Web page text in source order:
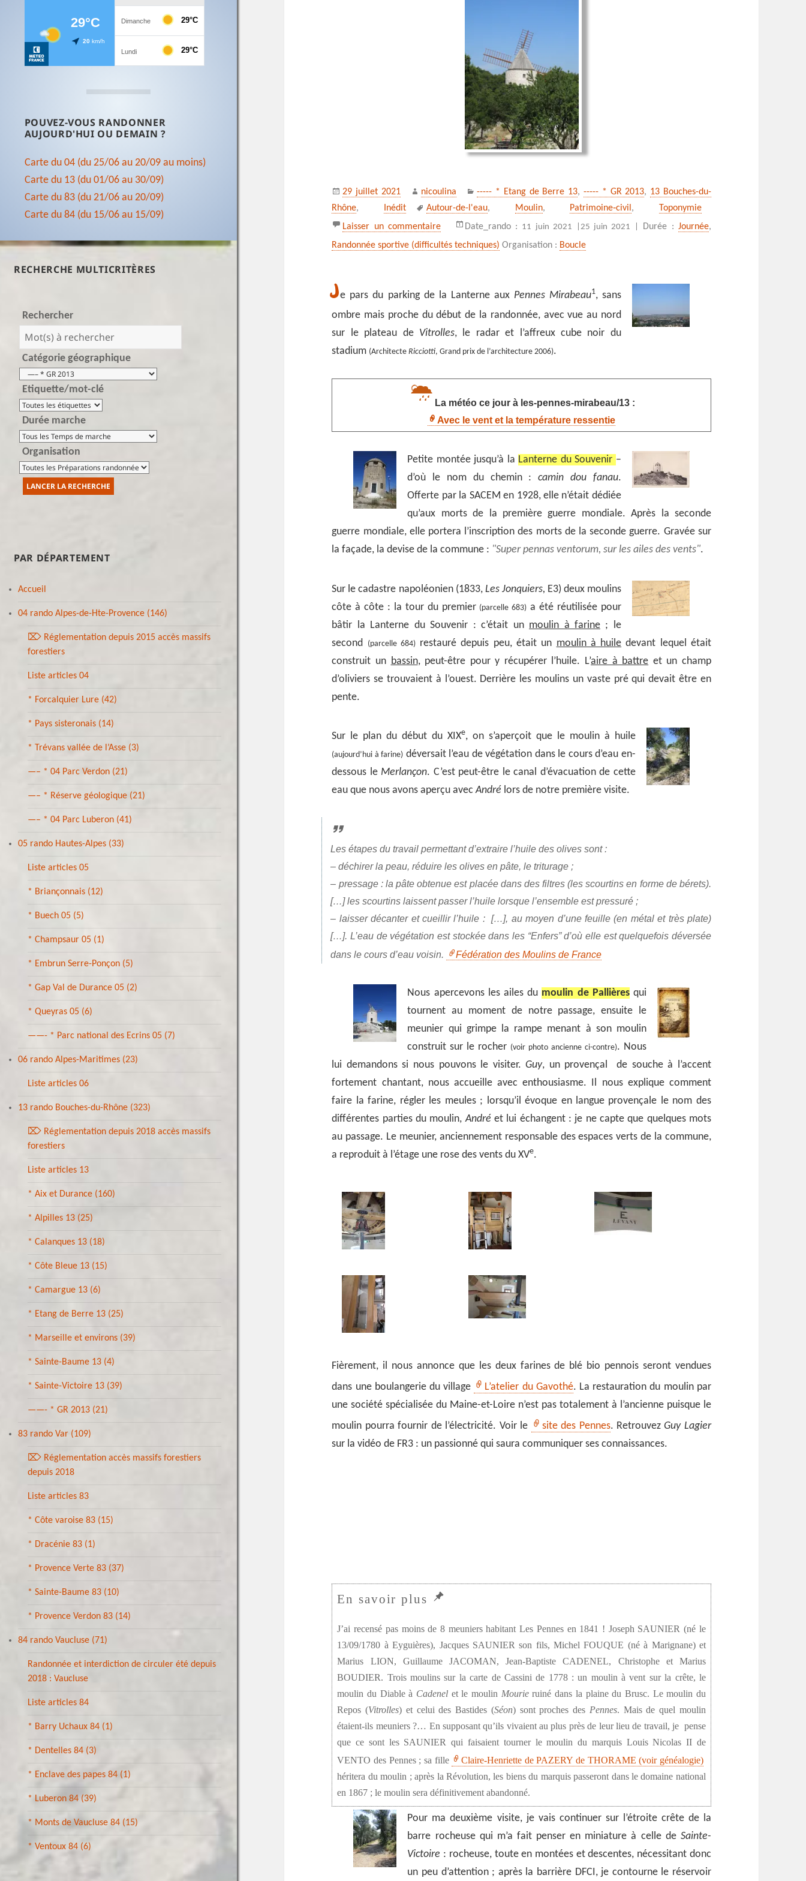
POUVEZ-VOUS RANDONNER
AUJOURD'HUI OU DEMAIN ?
Carte du 04 (du 25/06 au 20/09 au moins)
Carte du 13 (du 01/06 au 30/09)
Carte du 83 (du 21/06 au 20/09)
Carte du 84 (du 15/06 au 15/09)
RECHERCHE MULTICRITÈRES
Rechercher
Catégorie géographique
Etiquette/mot-clé
Durée marche
Organisation
PAR DÉPARTEMENT
Accueil
04 rando Alpes-de-Hte-Provence (146)
⌦ Réglementation depuis 2015 accès massifs
forestiers
Liste articles 04
* Forcalquier Lure (42)
* Pays sisteronais (14)
* Trévans vallée de l’Asse (3)
—– * 04 Parc Verdon (21)
—– * Réserve géologique (21)
—– * 04 Parc Luberon (41)
05 rando Hautes-Alpes (33)
Liste articles 05
* Briançonnais (12)
* Buech 05 (5)
* Champsaur 05 (1)
* Embrun Serre-Ponçon (5)
* Gap Val de Durance 05 (2)
* Queyras 05 (6)
——- * Parc national des Ecrins 05 (7)
06 rando Alpes-Maritimes (23)
Liste articles 06
13 rando Bouches-du-Rhône (323)
⌦ Réglementation depuis 2018 accès massifs
forestiers
Liste articles 13
* Aix et Durance (160)
* Alpilles 13 (25)
* Calanques 13 (18)
* Côte Bleue 13 (15)
* Camargue 13 (6)
* Etang de Berre 13 (25)
* Marseille et environs (39)
* Sainte-Baume 13 (4)
* Sainte-Victoire 13 (39)
——- * GR 2013 (21)
83 rando Var (109)
⌦ Réglementation accès massifs forestiers
depuis 2018
Liste articles 83
* Côte varoise 83 (15)
* Dracénie 83 (1)
* Provence Verte 83 (37)
* Sainte-Baume 83 (10)
* Provence Verdon 83 (14)
84 rando Vaucluse (71)
Randonnée et interdiction de circuler été depuis
2018 : Vaucluse
Liste articles 84
* Barry Uchaux 84 (1)
* Dentelles 84 (3)
* Enclave des papes 84 (1)
* Luberon 84 (39)
* Monts de Vaucluse 84 (15)
* Ventoux 84 (6)
Publié
le
29 juillet 2021 Auteur
nicoulina Catégories
----- * Etang de Berre 13, ----- * GR 2013, 13 Bouches-du-
Rhône, Inédit
Mots-
clés
Autour-de-l'eau, Moulin, Patrimoine‑civil , Toponymie
Laisser un commentaire
sur Du moulin de Pallières à la source de la Cadière
Date_rando : 11 juin 2021 | 25 juin 2021 | Durée : Journée,
Randonnée sportive (difficultés techniques) Organisation : Boucle
Je pars du parking de la Lanterne aux Pennes Mirabeau1, sans
ombre mais proche du début de la randonnée, avec vue au nord
sur le plateau de Vitrolles, le radar et l’affreux cube noir du
stadium (ArchitecteRicciotti, Grand prix de l’architecture 2006).
La météo ce jour à les-pennes-mirabeau/13 :
Avec le vent et la température ressentie
Petite montée jusqu’à la Lanterne du Souvenir –
d’où le nom du chemin :camin dou fanau.
Offerte par la SACEM en 1928, elle n’était dédiée
qu’aux morts de la première guerre mondiale. Après la seconde
guerre mondiale, elle portera l’inscription des morts de la seconde guerre. Gravée sur
la façade, la devise de la commune :
Super pennas ventorum, sur les ailes des vents .
Sur le cadastre napoléonien (1833, Les Jonquiers, E3) deux moulins
côte à côte : la tour du premier (parcelle 683) a été réutilisée pour
bâtir la Lanterne du Souvenir : c’était un moulin à farine; le
second
(parcelle 684)restauré depuis peu, était un moulin à huile devant lequel était
construit un bassin, peut-être pour y récupérer l’huile. L’aire à battre et un champ
d’oliviers se trouvaient à l’ouest. Derrière les moulins un vaste pré qui devait être en
pente.
Sur le plan du début du XIXe, on s’aperçoit que le moulin à huile
(aujourd’hui à farine) déversait l’eau de végétation dans le cours d’eau en-
dessous le Merlançon. C’est peut-être le canal d’évacuation de cette
eau que nous avons aperçu avecAndré lors de notre première visite.
Les étapes du travail permettant d’extraire l’huile des olives sont :
– déchirer la peau, réduire les olives en pâte, le triturage ;
– pressage : la pâte obtenue est placée dans des filtres (les scourtins en forme de bérets).
[…] les scourtins laissent passer l’huile lorsque l’ensemble est pressuré ;
– laisser décanter et cueillir l’huile : […], au moyen d’une feuille (en métal et très plate)
[…]. L’eau de végétation est stockée dans les “Enfers” d’où elle est quelquefois déversée
dans le cours d’eau voisin.
Fédération des Moulins de France
Nous apercevons les ailes du moulin de Pallièresqui
tournent au moment de notre passage, ensuite le
meunier qui grimpe la rampe menant à son moulin
construit sur le rocher (voir photo ancienne ci-contre). Nous
lui demandons si nous pouvons le visiter.Guy, un provençal de souche à l’accent
fortement chantant, nous accueille avec enthousiasme. Il nous explique comment
faire la farine, régler les meules ; lorsqu’il évoque en langue provençale le nom des
différentes parties du moulin,André et lui échangent : je ne capte que quelques mots
au passage. Le meunier, anciennement responsable des espaces verts de la commune,
a reproduit à l’étage une rose des vents du XVe.
Fièrement, il nous annonce que les deux farines de blé bio pennois seront vendues
dans une boulangerie du village
L’atelier du Gavothé. La restauration du moulin par
une société spécialisée du Maine-et-Loire n’est pas totalement à l’ancienne puisque le
moulin pourra fournir de l’électricité. Voir le
site des Pennes. RetrouvezGuy Lagier
sur la vidéo de FR3 : un passionné qui saura communiquer ses connaissances.
J’ai recensé pas moins de 8 meuniers habitant Les Pennes en 1841 ! Joseph SAUNIER (né le
13/09/1780 à Eyguières), Jacques SAUNIER son fils, Michel FOUQUE (né à Marignane) et
Marius LION, Guillaume JACOMAN, Jean-Baptiste CADENEL, Christophe et Marius
BOUDIER. Trois moulins sur la carte de Cassini de 1778 : un moulin à vent sur la crête, le
moulin du Diable à Cadenel et le moulin Mourieruiné dans la plaine du Brusc. Le moulin du
Repos (Vitrolles) et celui des Bastides (Séon) sont proches des Pennes. Mais de quel moulin
étaient-ils meuniers ?… En supposant qu’ils vivaient au plus près de leur lieu de travail, je pense
que ce sont les SAUNIER qui faisaient tourner le moulin du marquis Louis Nicolas II de
VENTO des Pennes ; sa fille
Claire-Henriette de PAZERY de THORAME (voir généalogie)
héritera du moulin ; après la Révolution, les biens du marquis passeront dans le domaine national
en 1867 ; le moulin sera définitivement abandonné.
Pour ma deuxième visite, je vais continuer sur l’étroite crête de la
barre rocheuse qui m’a fait penser en miniature à celle de Sainte-
Victoire : rocheuse, toute en montées et descentes, nécessitant donc
un peu d’attention ; après la barrière DFCI, je contourne le réservoir